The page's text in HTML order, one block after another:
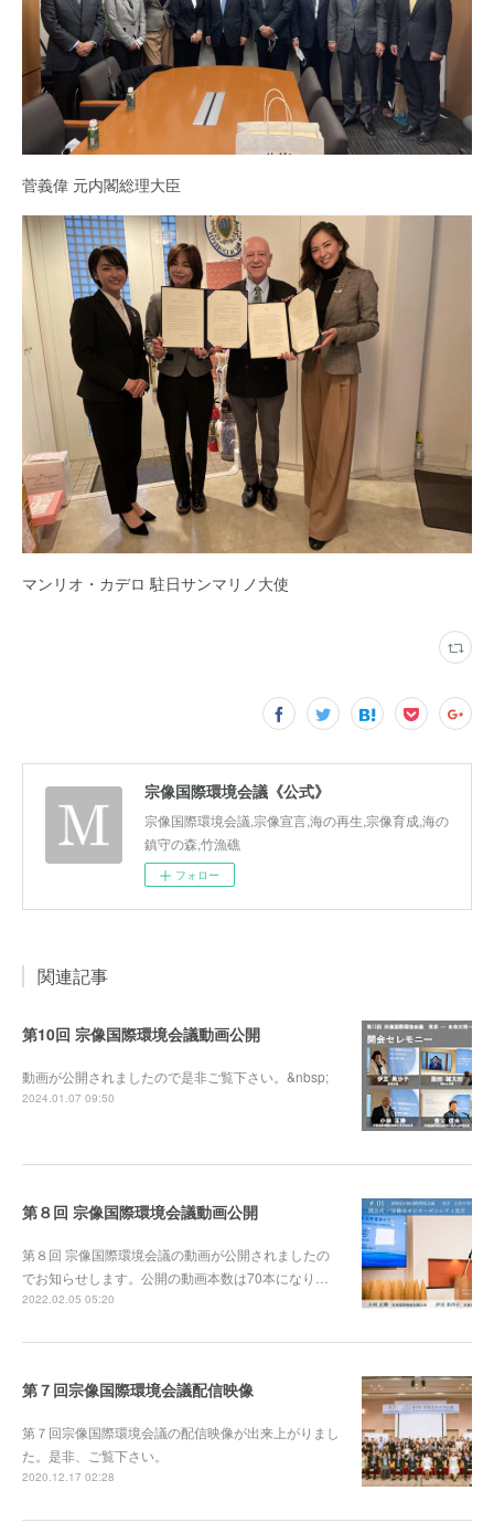
菅義偉 元内閣総理大臣
マンリオ・カデロ 駐日サンマリノ大使
宗像国際環境会議《公式》
宗像国際環境会議,宗像宣言,海の再生,宗像育成,海の
鎮守の森,竹漁礁
フォロー
関連記事
第10回 宗像国際環境会議動画公開
動画が公開されましたので是非ご覧下さい。&nbsp;
2024.01.07 09:50
第８回 宗像国際環境会議動画公開
第８回 宗像国際環境会議の動画が公開されましたの
でお知らせします。公開の動画本数は70本になり…
2022.02.05 05:20
第７回宗像国際環境会議配信映像
第７回宗像国際環境会議の配信映像が出来上がりまし
た。是非、ご覧下さい。
2020.12.17 02:28